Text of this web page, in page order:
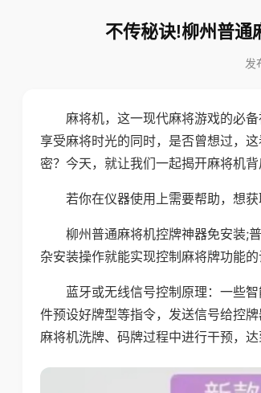
不传秘诀!柳州普通
发
麻将机，这一现代麻将游戏的必
享受麻将时光的同时，是否曾想过，
密？今天，就让我们一起揭开麻将机
若你在仪器使用上需要帮助，想
柳州普通麻将机控牌神器免安装;
杂安装操作就能实现控制麻将牌功能的
蓝牙或无线信号控制原理：一些
件预设好牌型等指令，发送信号给控
麻将机洗牌、码牌过程中进行干预，达